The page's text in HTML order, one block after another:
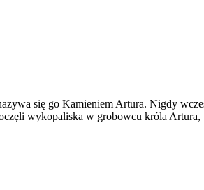
się go Kamieniem Artura. Nigdy
wykopaliska w grobowcu króla